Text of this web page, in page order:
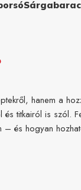
hanem a
és titkairól is szól.
– és hogyan